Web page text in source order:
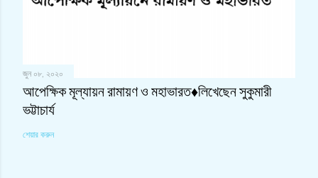
জুন ০৮, ২০২০
আপেক্ষিক মূল্যায়ন রামায়ণ ও মহাভারত♦লিখেছেন সুকুমারী
ভট্টাচার্য
শেয়ার করুন